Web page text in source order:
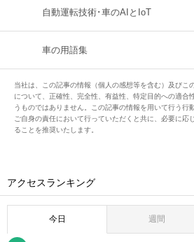
自動運転技術･車のAIとIoT
車の用語集
当社は、この記事の情報（個人の感想等を含む）及びこ
について、正確性、完全性、有益性、特定目的への適合
うものではありません。この記事の情報を用いて行う行
ご自身の責任において行っていただくと共に、必要に応
ることを推奨いたします。
アクセスランキング
今日 週間